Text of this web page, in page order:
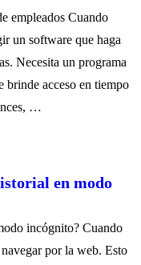
empleados Cuando
un software que haga
Necesita un programa
brinde acceso en tiempo
…
en modo
incógnito? Cuando
por la web. Esto